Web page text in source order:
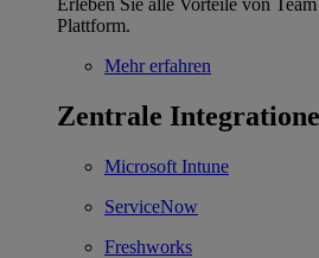
Erleben Sie alle Vorteile von
Plattform.
Mehr erfahren
Zentrale
Microsoft Intune
ServiceNow
Freshworks